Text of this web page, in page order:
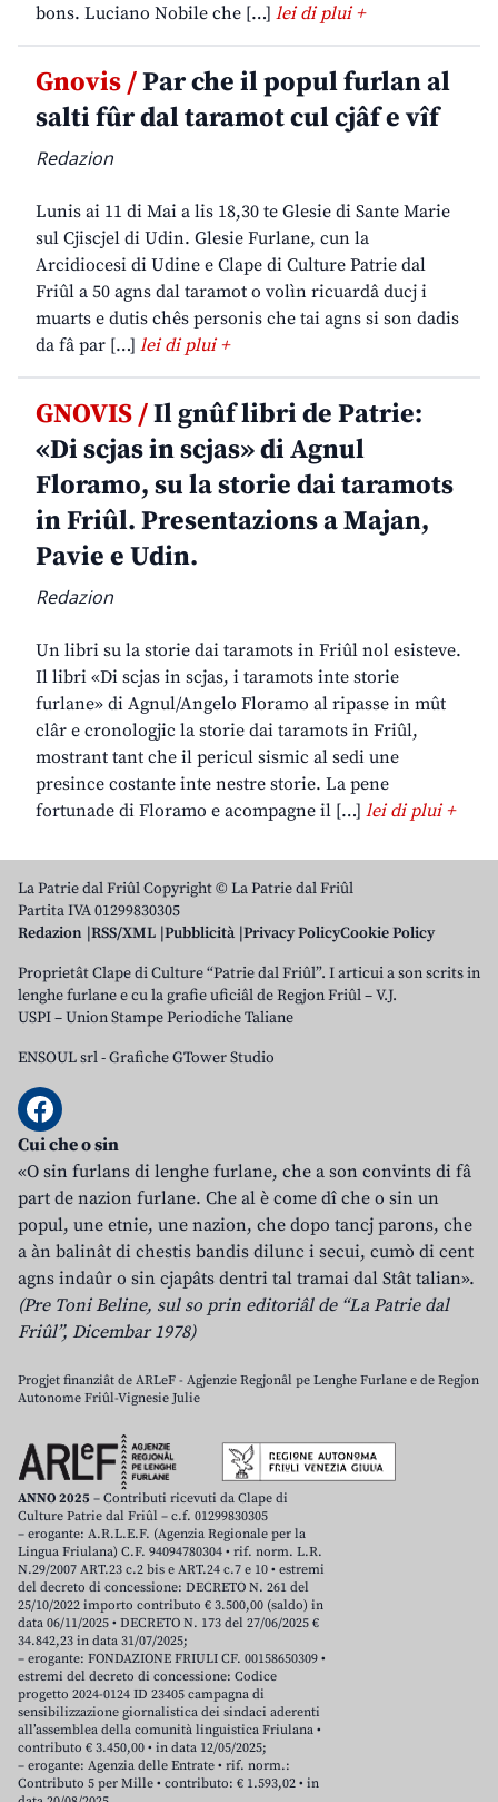
bons. Luciano Nobile che […] lei di plui +
Gnovis /Par che il popul furlan al
salti fûr dal taramot cul cjâf e vîf
Redazion
Lunis ai 11 di Mai a lis 18,30 te Glesie di Sante Marie
sul Cjiscjel di Udin. Glesie Furlane, cun la
Arcidiocesi di Udine e Clape di Culture Patrie dal
Friûl a 50 agns dal taramot o volìn ricuardâ ducj i
muarts e dutis chês personis che tai agns si son dadis
da fâ par […] lei di plui +
GNOVIS /Il gnûf libri de Patrie:
«Di scjas in scjas» di Agnul
Floramo, su la storie dai taramots
in Friûl. Presentazions a Majan,
Pavie e Udin.
Redazion
Un libri su la storie dai taramots in Friûl nol esisteve.
Il libri «Di scjas in scjas, i taramots inte storie
furlane» di Agnul/Angelo Floramo al ripasse in mût
clâr e cronologjic la storie dai taramots in Friûl,
mostrant tant che il pericul sismic al sedi une
presince costante inte nestre storie. La pene
fortunade di Floramo e acompagne il […] lei di plui +
La Patrie dal Friûl Copyright © La Patrie dal Friûl
Partita IVA 01299830305
Redazion RSS/XML Pubblicità Privacy PolicyCookie Policy
Proprietât Clape di Culture “Patrie dal Friûl”. I articui a son scrits in
lenghe furlane e cu la grafie uficiâl de Regjon Friûl – V.J.
USPI – Union Stampe Periodiche Taliane
ENSOUL srl-Grafiche GTower Studio
Cui che o sin
«O sin furlans di lenghe furlane, che a son convints di fâ
part de nazion furlane. Che al è come dî che o sin un
popul, une etnie, une nazion, che dopo tancj parons, che
a àn balinât di chestis bandis dilunc i secui, cumò di cent
agns indaûr o sin cjapâts dentri tal tramai dal Stât talian».
(Pre Toni Beline, sul so prin editoriâl de “La Patrie dal
Friûl”, Dicembar 1978)
Progjet finanziât de ARLeF - Agjenzie Regjonâl pe Lenghe Furlane e de Regjon
Autonome Friûl-Vignesie Julie
ANNO 2025 – Contributi ricevuti da Clape di
Culture Patrie dal Friûl – c.f. 01299830305
– erogante: A.R.L.E.F. (Agenzia Regionale per la
Lingua Friulana) C.F. 94094780304 • rif. norm. L.R.
N.29/2007 ART.23 c.2 bis e ART.24 c.7 e 10 • estremi
del decreto di concessione: DECRETO N. 261 del
25/10/2022 importo contributo € 3.500,00 (saldo) in
data 06/11/2025 • DECRETO N. 173 del 27/06/2025 €
34.842,23 in data 31/07/2025;
– erogante: FONDAZIONE FRIULI CF. 00158650309 •
estremi del decreto di concessione: Codice
progetto 2024-0124 ID 23405 campagna di
sensibilizzazione giornalistica dei sindaci aderenti
all’assemblea della comunità linguistica Friulana •
contributo € 3.450,00 • in data 12/05/2025;
– erogante: Agenzia delle Entrate • rif. norm.:
Contributo 5 per Mille • contributo: € 1.593,02 • in